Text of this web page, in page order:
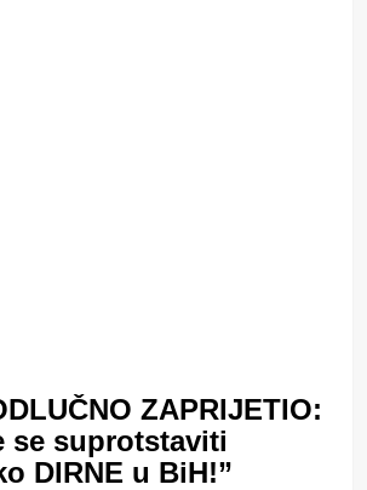
ZAPRIJETIO:
se suprotstaviti
DIRNE u BiH!”